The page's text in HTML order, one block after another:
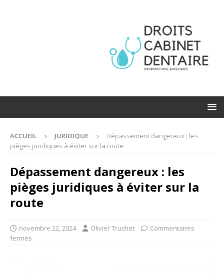
ACCUEIL JURIDIQUE
Dépassement dangereux : les
pièges juridiques à éviter sur la route
Dépassement dangereux : les
pièges juridiques à éviter sur la
route
novembre 22, 2024 Olivier Truchet
Commentaires
fermés